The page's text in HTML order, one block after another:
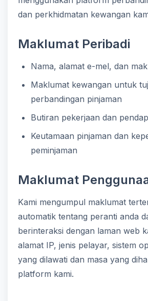
dan perkhidmatan kewangan
Maklumat Peribadi
Nama, alamat e-mel, dan
Maklumat kewangan untuk
perbandingan pinjaman
Butiran pekerjaan dan
Keutamaan pinjaman dan
peminjaman
Maklumat
Kami mengumpul maklumat
automatik tentang peranti anda
berinteraksi dengan laman web
alamat IP, jenis pelayar, sistem
yang dilawati dan masa yang
platform kami.